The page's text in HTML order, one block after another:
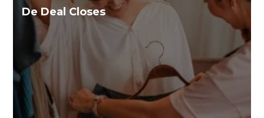
De Deal Closes